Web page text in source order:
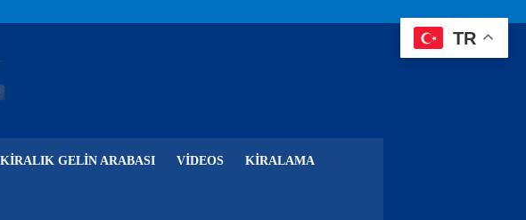
KIRALIK GELIN ARABASI VIDEOS KIRALAMA
TR